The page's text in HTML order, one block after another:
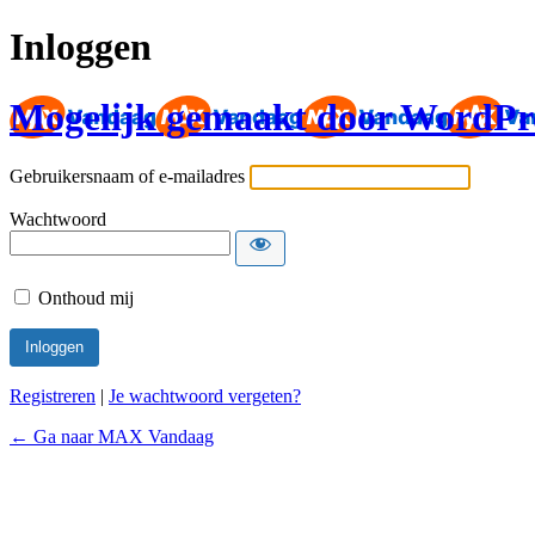
Inloggen
Mogelijk gemaakt door
Gebruikersnaam of e-mailadres
Wachtwoord
Onthoud mij
Registreren | Je wachtwoord vergeten?
← Ga naar MAX Vandaag